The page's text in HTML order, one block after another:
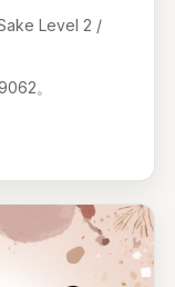
Level 2 /
。